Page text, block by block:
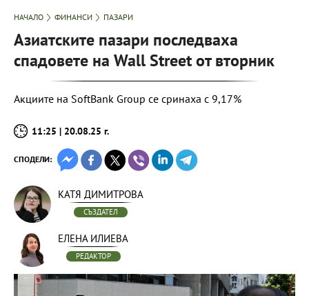
НАЧАЛО ФИНАНСИ ПАЗАРИ
Азиатските пазари последваха
спадовете на Wall Street от вторник
Акциите на SoftBank Group се сринаха с 9,17%
11:25 | 20.08.25 г.
СПОДЕЛИ:
КАТЯ ДИМИТРОВА
СЪЗДАТЕЛ
ЕЛЕНА ИЛИЕВА
РЕДАКТОР